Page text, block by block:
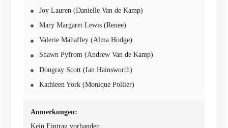
Joy Lauren (Danielle Van de Kamp)
Mary Margaret Lewis (Renee)
Valerie Mahaffey (Alma Hodge)
Shawn Pyfrom (Andrew Van de Kamp)
Dougray Scott (Ian Hainsworth)
Kathleen York (Monique Pollier)
Anmerkungen:
Kein Eintrag vorhanden.